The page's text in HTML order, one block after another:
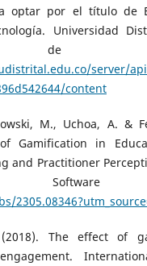
optar por el título de
Universidad
de
server/
content
M., Uchoa, A. &
Gamification in
and Practitioner
The effect of